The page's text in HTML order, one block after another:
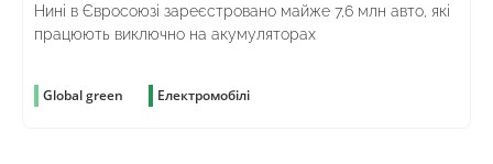
Нині в Євросоюзі зареєстровано майже 7,6 млн авто, які
працюють виключно на акумуляторах
Global green Електромобілі